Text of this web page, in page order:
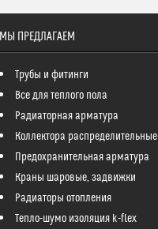
МЫ ПРЕДЛАГАЕМ
Трубы и фитинги
Все для теплого пола
Радиаторная арматура
Коллектора распределительные
Предохранительная арматура
Краны шаровые, задвижки
Радиаторы отопления
Тепло-шумо изоляция k-flex